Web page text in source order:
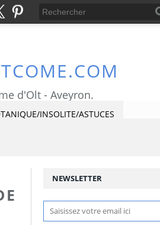
d'Olt - Aveyron.
INSOLITE/ASTUCES
NEWSLETTER